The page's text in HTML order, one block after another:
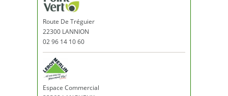
Route De Tréguier
22300 LANNION
02 96 14 10 60
Espace Commercial